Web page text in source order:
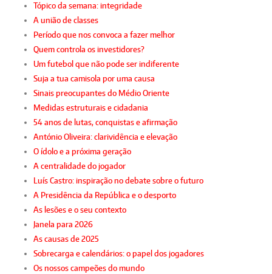
Tópico da semana: integridade
A união de classes
Período que nos convoca a fazer melhor
Quem controla os investidores?
Um futebol que não pode ser indiferente
Suja a tua camisola por uma causa
Sinais preocupantes do Médio Oriente
Medidas estruturais e cidadania
54 anos de lutas, conquistas e afirmação
António Oliveira: clarividência e elevação
O ídolo e a próxima geração
A centralidade do jogador
Luís Castro: inspiração no debate sobre o futuro
A Presidência da República e o desporto
As lesões e o seu contexto
Janela para 2026
As causas de 2025
Sobrecarga e calendários: o papel dos jogadores
Os nossos campeões do mundo